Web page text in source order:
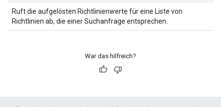
Ruft die aufgelösten Richtlinienwerte für eine Liste von
Richtlinien ab, die einer Suchanfrage entsprechen.
War das hilfreich?